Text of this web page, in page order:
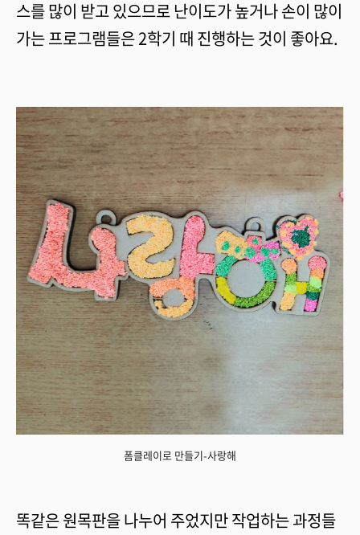
스를 많이 받고 있으므로 난이도가 높거나 손이 많이
가는 프로그램들은 2학기 때 진행하는 것이 좋아요.
폼클레이로 만들기-사랑해
똑같은 원목판을 나누어 주었지만 작업하는 과정들